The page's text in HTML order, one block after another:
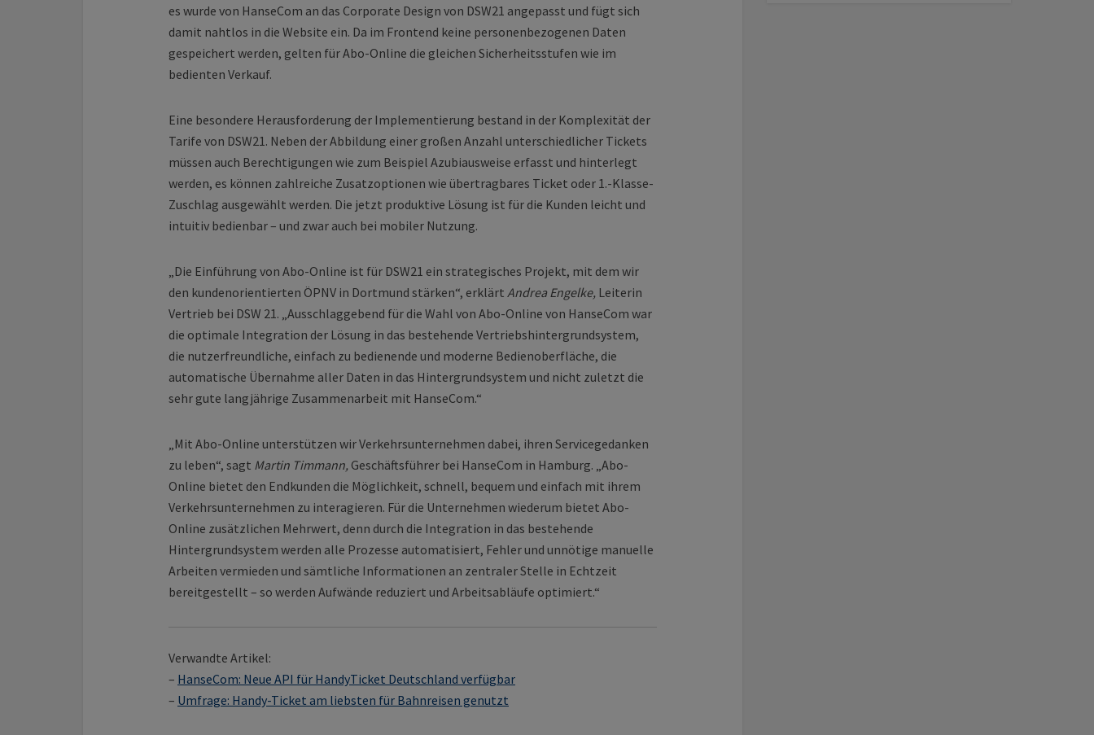
es wurde von HanseCom an das Corporate Design von DSW21 angepasst und fügt sich
damit nahtlos in die Website ein. Da im Frontend keine personenbezogenen Daten
gespeichert werden, gelten für Abo-Online die gleichen Sicherheitsstufen wie im
bedienten Verkauf.
Eine besondere Herausforderung der Implementierung bestand in der Komplexität der
Tarife von DSW21. Neben der Abbildung einer großen Anzahl unterschiedlicher Tickets
müssen auch Berechtigungen wie zum Beispiel Azubiausweise erfasst und hinterlegt
werden, es können zahlreiche Zusatzoptionen wie übertragbares Ticket oder 1.-Klasse-
Zuschlag ausgewählt werden. Die jetzt produktive Lösung ist für die Kunden leicht und
intuitiv bedienbar – und zwar auch bei mobiler Nutzung.
„Die Einführung von Abo-Online ist für DSW21 ein strategisches Projekt, mit dem wir
den kundenorientierten ÖPNV in Dortmund stärken“, erklärt Andrea Engelke, Leiterin
Vertrieb bei DSW 21. „Ausschlaggebend für die Wahl von Abo-Online von HanseCom war
die optimale Integration der Lösung in das bestehende Vertriebshintergrundsystem,
die nutzerfreundliche, einfach zu bedienende und moderne Bedienoberfläche, die
automatische Übernahme aller Daten in das Hintergrundsystem und nicht zuletzt die
sehr gute langjährige Zusammenarbeit mit HanseCom.“
„Mit Abo-Online unterstützen wir Verkehrsunternehmen dabei, ihren Servicegedanken
zu leben“, sagt Martin Timmann, Geschäftsführer bei HanseCom in Hamburg. „Abo-
Online bietet den Endkunden die Möglichkeit, schnell, bequem und einfach mit ihrem
Verkehrsunternehmen zu interagieren. Für die Unternehmen wiederum bietet Abo-
Online zusätzlichen Mehrwert, denn durch die Integration in das bestehende
Hintergrundsystem werden alle Prozesse automatisiert, Fehler und unnötige manuelle
Arbeiten vermieden und sämtliche Informationen an zentraler Stelle in Echtzeit
bereitgestellt – so werden Aufwände reduziert und Arbeitsabläufe optimiert.“
Verwandte Artikel:
– HanseCom: Neue API für HandyTicket Deutschland verfügbar
– Umfrage: Handy-Ticket am liebsten für Bahnreisen genutzt